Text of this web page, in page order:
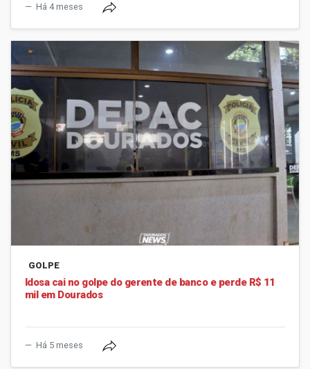
Há 4 meses
GOLPE
Idosa cai no golpe do gerente de banco e perde R$ 11
mil em Dourados
Há 5 meses